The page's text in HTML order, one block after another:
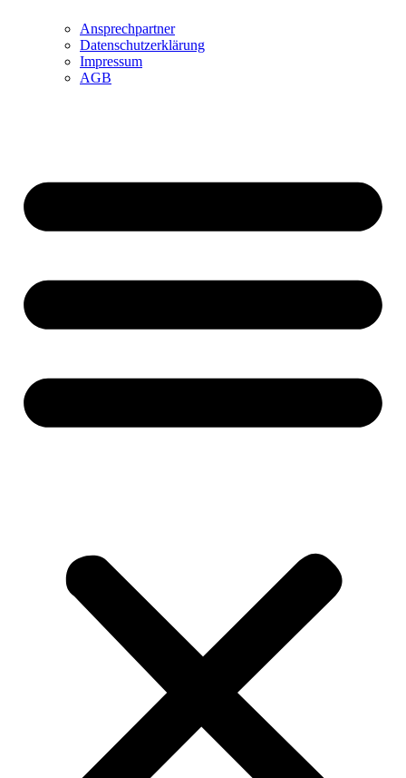
Ansprechpartner
Datenschutzerklärung
Impressum
AGB